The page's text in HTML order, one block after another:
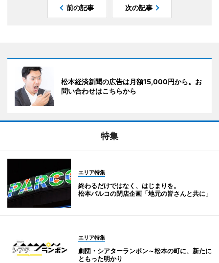
前の記事 次の記事
松本経済新聞の広告は月額15,000円から。お
問い合わせはこちらから
特集
エリア特集
終わるだけではなく、はじまりを。
松本パルコの閉店企画「地元の皆さんと共に」
エリア特集
劇団・シアターランポン～松本の町に、新たに
ともった明かり